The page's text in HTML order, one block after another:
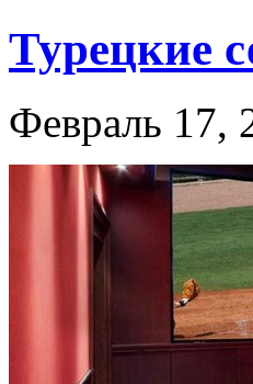
Турецкие
Февраль 17,